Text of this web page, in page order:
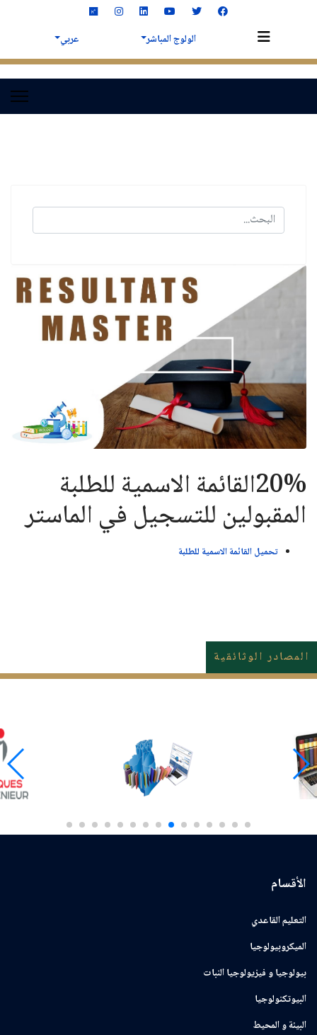
الولوج المباشر عربي
البحث
20%القائمة الاسمية للطلبة
المقبولين للتسجيل في الماستر
تحميل القائمة الاسمية للطلبة
المصادر الوثائقية
الأقسام
التعليم القاعدي
الميكروبيولوجيا
بيولوجيا و فيزيولوجيا النبات
البيوتكنولوجيا
البيئة و المحيط